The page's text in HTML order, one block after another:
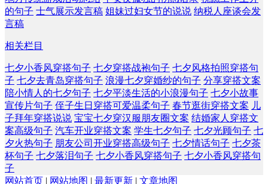
的句子 士气展示发言稿 姐妹过妇女节的说说 纳税人座谈会发
言稿
相关栏目
七夕小香风穿搭句子 七夕穿搭战袍句子 七夕风格拍照穿搭句
子 七夕去青岛穿搭句子 浪漫七夕穿婚纱的句子 分享穿搭文案
陪小情人的七夕句子 七夕平淡生活的小浪漫句子 七夕小故事
宣传片句子 侄子生日穿搭可爱温柔句子 春节逛街穿搭文案 儿
子拜年穿搭说说 宝宝七夕穿汉服朋友圈文案 结婚家人穿搭文
案高级句子 汽车开业穿搭文案 学生七夕句子 七夕光顾句子 七
夕火热句子 朋友公司开业穿搭高级句子 七夕情话句子 七夕茶
杯句子 七夕落泪句子 七夕小香风穿搭句子 七夕小香风穿搭句
子
网站首页 | 网站地图 | 最新更新 | 文章地图